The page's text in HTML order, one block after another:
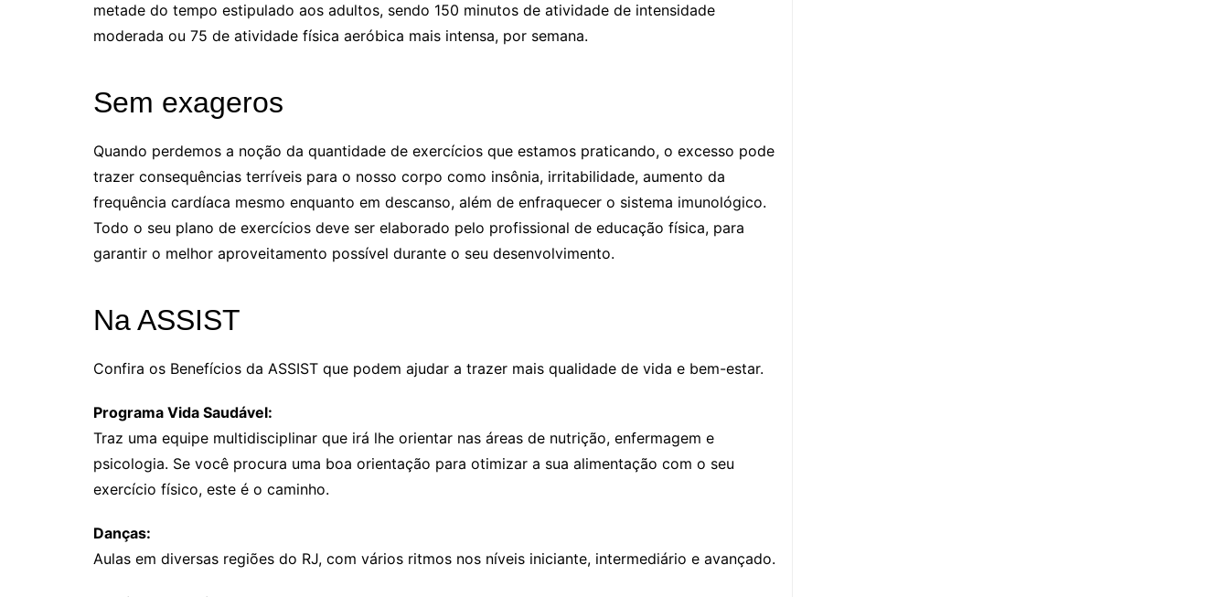
metade do tempo estipulado aos adultos, sendo 150 minutos de atividade de intensidade
moderada ou 75 de atividade física aeróbica mais intensa, por semana.
Sem exageros
Quando perdemos a noção da quantidade de exercícios que estamos praticando, o excesso pode
trazer consequências terríveis para o nosso corpo como insônia, irritabilidade, aumento da
frequência cardíaca mesmo enquanto em descanso, além de enfraquecer o sistema imunológico.
Todo o seu plano de exercícios deve ser elaborado pelo profissional de educação física, para
garantir o melhor aproveitamento possível durante o seu desenvolvimento.
Na ASSIST
Confira os Benefícios da ASSIST que podem ajudar a trazer mais qualidade de vida e bem-estar.
Programa Vida Saudável:
Traz uma equipe multidisciplinar que irá lhe orientar nas áreas de nutrição, enfermagem e
psicologia. Se você procura uma boa orientação para otimizar a sua alimentação com o seu
exercício físico, este é o caminho.
Danças:
Aulas em diversas regiões do RJ, com vários ritmos nos níveis iniciante, intermediário e avançado.